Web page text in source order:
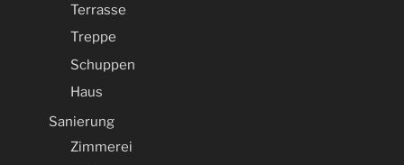
Terrasse
Treppe
Schuppen
Haus
Sanierung
Zimmerei